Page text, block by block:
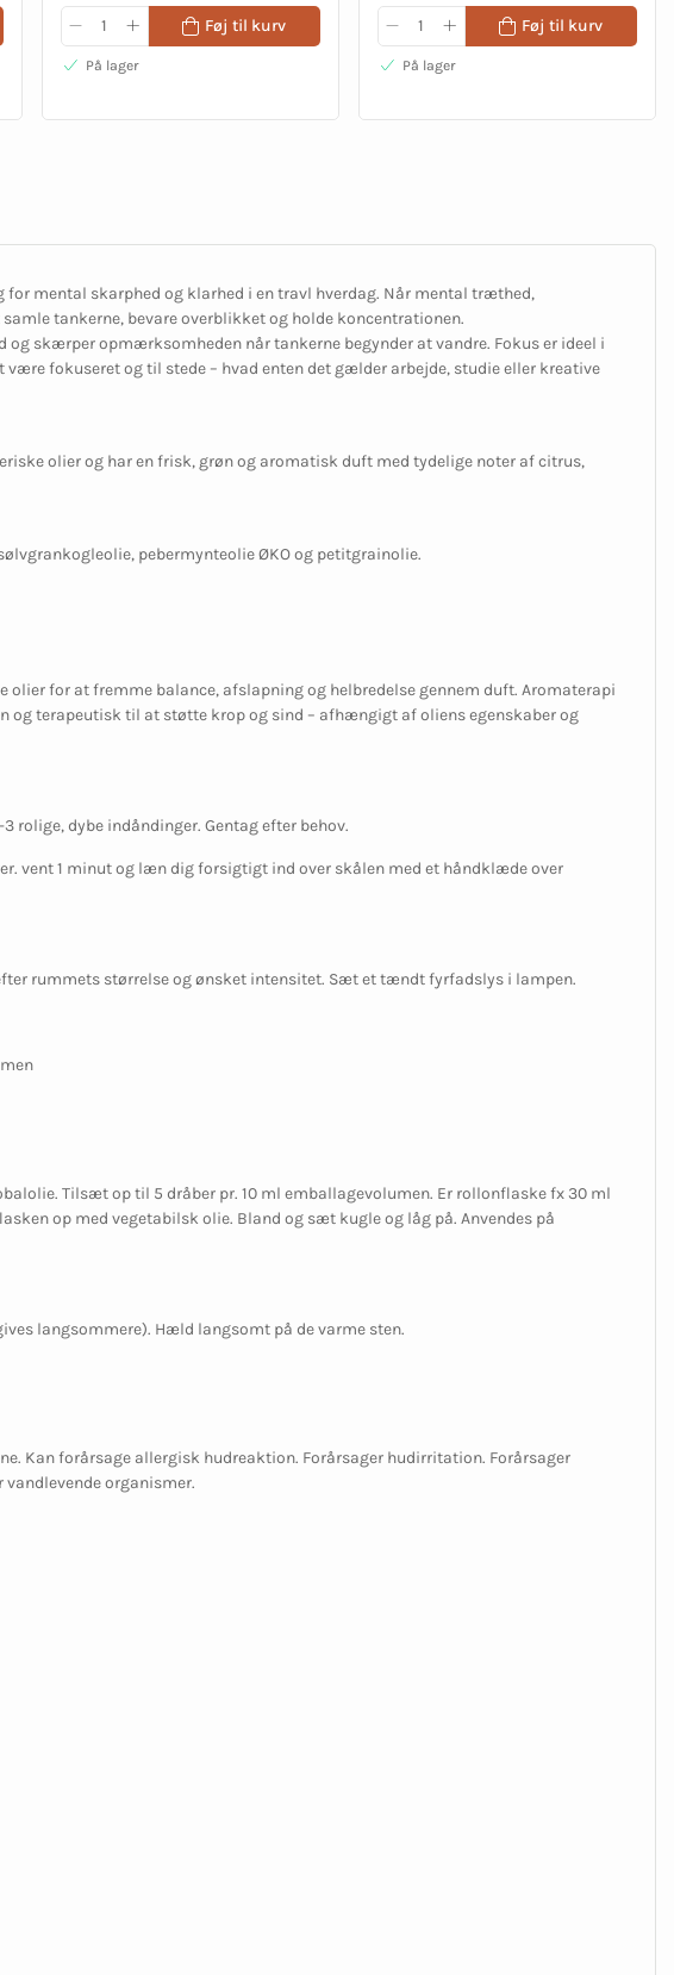
Føj til kurv
På lager
Føj til kurv
På lager
mental skarphed og klarhed i en travl hverdag. Når mental træthed,
tankerne, bevare overblikket og holde koncentrationen.
skærper opmærksomheden når tankerne begynder at vandre. Fokus er ideel i
fokuseret og til stede – hvad enten det gælder arbejde, studie eller kreative
olier og har en frisk, grøn og aromatisk duft med tydelige noter af citrus,
pebermynteolie ØKO og petitgrainolie.
for at fremme balance, afslapning og helbredelse gennem duft. Aromaterapi
og terapeutisk til at støtte krop og sind – afhængigt af oliens egenskaber og
rolige, dybe indåndinger. Gentag efter behov.
vent 1 minut og læn dig forsigtigt ind over skålen med et håndklæde over
rummets størrelse og ønsket intensitet. Sæt et tændt fyrfadslys i lampen.
Tilsæt op til 5 dråber pr. 10 ml emballagevolumen. Er rollonflaske fx 30 ml
op med vegetabilsk olie. Bland og sæt kugle og låg på. Anvendes på
langsommere). Hæld langsomt på de varme sten.
Kan forårsage allergisk hudreaktion. Forårsager hudirritation. Forårsager
organismer.